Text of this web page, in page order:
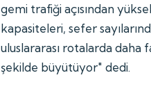
gemi trafiği açısından
kapasiteleri, sefer
uluslararası rotalarda daha
şekilde büyütüyor" dedi.